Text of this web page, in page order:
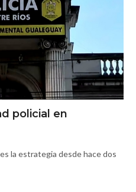
policial en
la estrategia desde hace dos